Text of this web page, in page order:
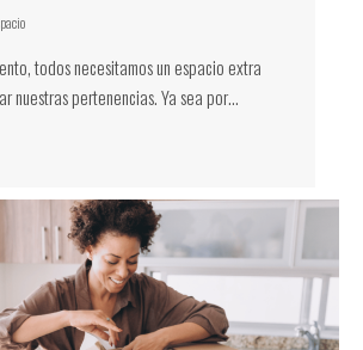
todos necesitamos un espacio extra
nuestras pertenencias. Ya sea por…